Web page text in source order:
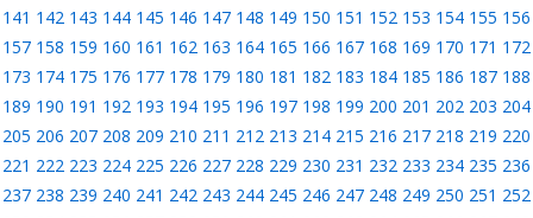
141 142 143 144 145 146 147 148 149 150 151 152 153 154 155 156
157 158 159 160 161 162 163 164 165 166 167 168 169 170 171 172
173 174 175 176 177 178 179 180 181 182 183 184 185 186 187 188
189 190 191 192 193 194 195 196 197 198 199 200 201 202 203 204
205 206 207 208 209 210 211 212 213 214 215 216 217 218 219 220
221 222 223 224 225 226 227 228 229 230 231 232 233 234 235 236
237 238 239 240 241 242 243 244 245 246 247 248 249 250 251 252